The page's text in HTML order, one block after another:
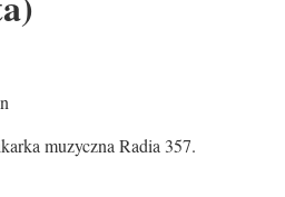
muzyczna Radia 357.